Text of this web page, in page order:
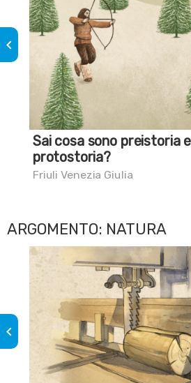
Sai cosa sono preistoria e
protostoria?
Friuli Venezia Giulia
keyboard_arrow_left
ARGOMENTO: NATURA
keyboard_arrow_left